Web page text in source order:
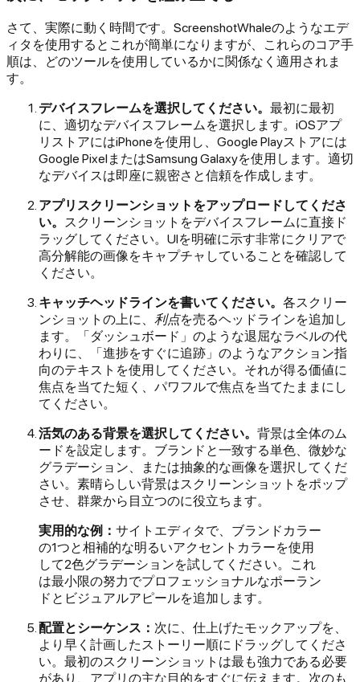
さて、実際に動く時間です。ScreenshotWhaleのようなエデ
ィタを使用するとこれが簡単になりますが、これらのコア手
順は、どのツールを使用しているかに関係なく適用されま
す。
デバイスフレームを選択してください。 最初に最初
に、適切なデバイスフレームを選択します。iOSアプ
リストアにはiPhoneを使用し、Google Playストアには
Google PixelまたはSamsung Galaxyを使用します。適切
なデバイスは即座に親密さと信頼を作成します。
アプリスクリーンショットをアップロードしてくださ
い。
スクリーンショットをデバイスフレームに直接ド
ラッグしてください。UIを明確に示す非常にクリアで
高分解能の画像をキャプチャしていることを確認して
ください。
キャッチヘッドラインを書いてください。 各スクリー
ンショットの上に、 利点を売るヘッドラインを追加し
ます。「ダッシュボード」のような退屈なラベルの代
わりに、「進捗をすぐに追跡」のようなアクション指
向のテキストを使用してください。それが得る価値に
焦点を当てた短く、パワフルで焦点を当てたままにし
てください。
活気のある背景を選択してください。 背景は全体のム
ードを設定します。ブランドと一致する単色、微妙な
グラデーション、または抽象的な画像を選択してくだ
さい。素晴らしい背景はスクリーンショットをポップ
させ、群衆から目立つのに役立ちます。
実用的な例： サイトエディタで、ブランドカラー
の1つと相補的な明るいアクセントカラーを使用
して2色グラデーションを試してください。これ
は最小限の努力でプロフェッショナルなポーラン
ドとビジュアルアピールを追加します。
配置とシーケンス： 次に、仕上げたモックアップを、
より早く計画したストーリー順にドラッグしてくださ
い。最初のスクリーンショットは最も強力である必要
があり、アプリの主な目的をすぐに伝えます。次のも